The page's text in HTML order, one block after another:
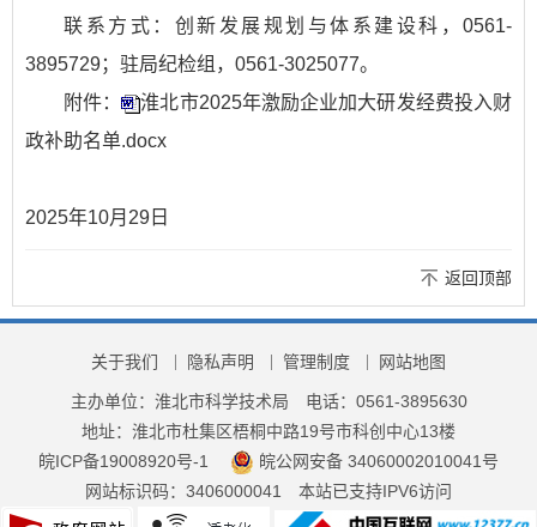
联系方式：创新发展规划与体系建设科，0561-
3895729；驻局纪检组，0561-3025077。
附件：
淮北市2025年激励企业加大研发经费投入财
政补助名单.docx
2025年10月29日
返回顶部
关于我们 隐私声明 管理制度 网站地图
主办单位：淮北市科学技术局
电话：0561-3895630
地址：淮北市杜集区梧桐中路19号市科创中心13楼
皖ICP备19008920号-1
皖公网安备 34060002010041号
网站标识码：3406000041
本站已支持IPV6访问